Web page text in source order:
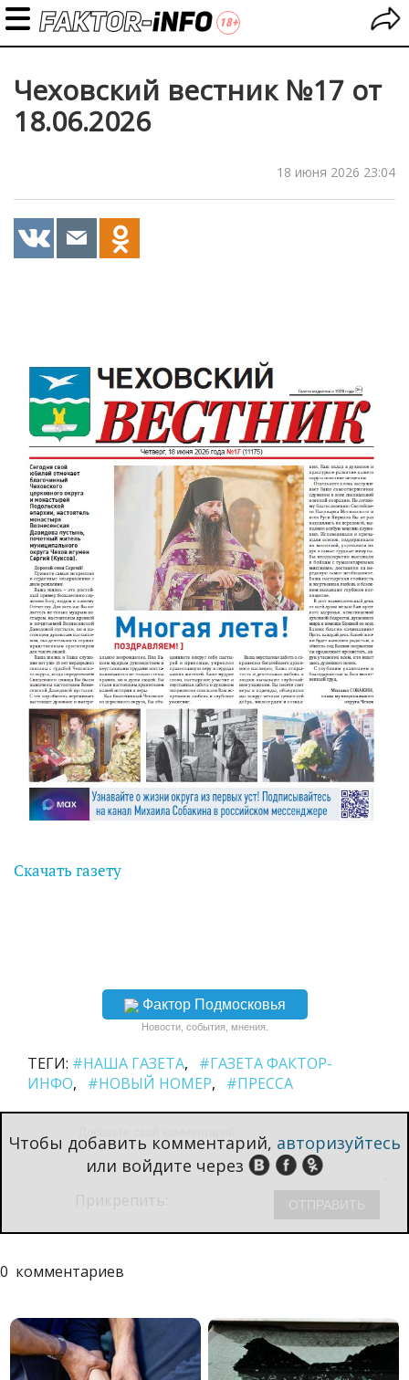
Чеховский вестник №17 от
18.06.2026
18 июня 2026 23:04
Скачать газету
Фактор Подмосковья
Новости, события, мнения.
ТЕГИ: #НАША ГАЗЕТА
#ГАЗЕТА ФАКТОР-
ИНФО
#НОВЫЙ НОМЕР #ПРЕССА
Чтобы добавить комментарий, авторизуйтесь
или войдите через
0 комментариев